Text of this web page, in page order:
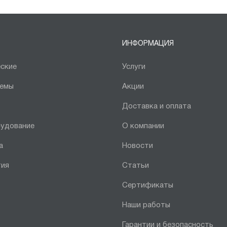
ИНФОРМАЦИЯ
Услуги
Акции
Доставка и оплата
О компании
Новости
Статьи
Сертификаты
Наши работы
Гарантии и безопасность